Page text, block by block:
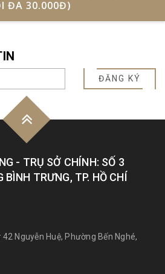
ĐA 30.000Đ)
ĐĂNG KÝ
- TRỤ SỞ CHÍNH: SỐ 3
TRƯNG, TP. HỒ CHÍ
Nguyễn Huệ, Phường Bến Nghé,